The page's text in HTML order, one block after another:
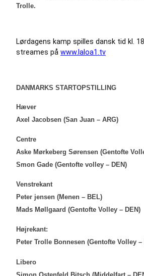
Trolle.
Lørdagens kamp spilles dansk tid kl.
streames på www.laloa1.tv
DANMARKS STARTOPSTILLING
Hæver
Axel Jacobsen (San Juan – ARG)
Centre
Aske Mørkeberg Sørensen (Gentofte
Smon Gade (Gentofte volley – DEN)
Venstrekant
Peter jensen (Menen – BEL)
Mads Møllgaard (Gentofte Volley – DEN)
Højrekant:
Peter Trolle Bonnesen (Gentofte Volley –
Libero